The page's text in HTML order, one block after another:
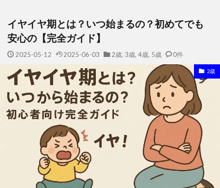
イヤイヤ期とは？いつ始まるの？初めてでも
安心の【完全ガイド】
2025-05-12 2025-06-03 2歳, 3歳, 4歳, 5歳 0件
2歳